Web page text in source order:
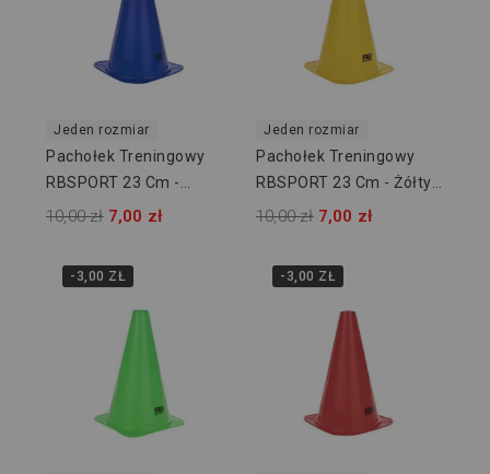
Jeden rozmiar
Pachołek Treningowy
RBSPORT 23 Cm -
Niebieski RB54161
10,00 zł 7,00 zł
Jeden rozmiar
Pachołek Treningowy
RBSPORT 23 Cm - Żółty
RB54161
10,00 zł 7,00 zł
-3,00 ZŁ -3,00 ZŁ